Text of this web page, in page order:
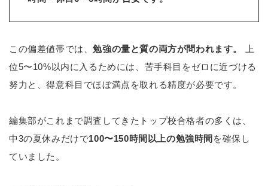
この偏差値帯では、勉強の量と質の両方が問われます。
上
位5〜10%以内に入るためには、苦手科目をゼロに近づける
努力と、得意科目でほぼ満点を取れる精度が必要です。
編集部がこれまで調査してきたトップ校合格者の多くは、
中3の夏休みだけで100〜150時間以上の勉強時間 を確保し
ていました。